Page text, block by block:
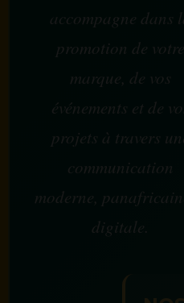
accompagne dans
promotion de votre
marque, de vos
événements et de
projets à travers
communication
moderne, panafricaine
digitale.